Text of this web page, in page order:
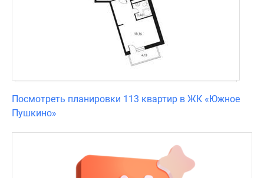
водоемы
и
лесные
Посмотреть планировки 113 квартир в ЖК «Южное
Пушкино»